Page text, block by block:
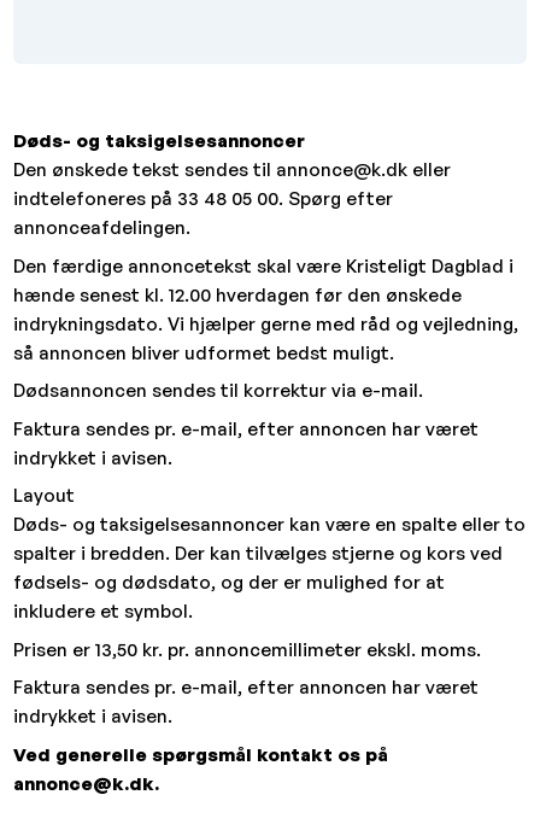
Døds- og taksigelsesannoncer
Den ønskede tekst sendes til annonce@k.dk eller
indtelefoneres på 33 48 05 00. Spørg efter
annonceafdelingen.
Den færdige annoncetekst skal være Kristeligt Dagblad i
hænde senest kl. 12.00 hverdagen før den ønskede
indrykningsdato. Vi hjælper gerne med råd og vejledning,
så annoncen bliver udformet bedst muligt.
Dødsannoncen sendes til korrektur via e-mail.
Faktura sendes pr. e-mail, efter annoncen har været
indrykket i avisen.
Layout
Døds- og taksigelsesannoncer kan være en spalte eller to
spalter i bredden. Der kan tilvælges stjerne og kors ved
fødsels- og dødsdato, og der er mulighed for at
inkludere et symbol.
Prisen er 13,50 kr. pr. annoncemillimeter ekskl. moms.
Faktura sendes pr. e-mail, efter annoncen har været
indrykket i avisen.
Ved generelle spørgsmål kontakt os på
annonce@k.dk.